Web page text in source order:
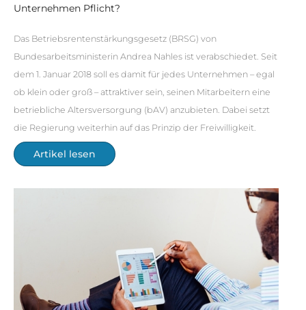
Unternehmen Pflicht?
Das Betriebsrentenstärkungsgesetz (BRSG) von
Bundesarbeitsministerin Andrea Nahles ist verabschiedet. Seit
dem 1. Januar 2018 soll es damit für jedes Unternehmen – egal
ob klein oder groß – attraktiver sein, seinen Mitarbeitern eine
betriebliche Altersversorgung (bAV) anzubieten. Dabei setzt
die Regierung weiterhin auf das Prinzip der Freiwilligkeit.
Artikel lesen